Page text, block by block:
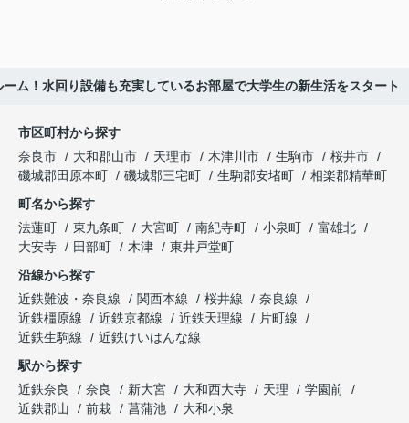
ム！水回り設備も充実しているお部屋で大学生の新生活をスタート
市区町村から探す
奈良市
大和郡山市 天理市 木津川市 生駒市
桜井市
磯城郡田原本町
磯城郡三宅町 生駒郡安堵町
相楽郡精華町
町名から探す
法蓮町
東九条町 大宮町 南紀寺町 小泉町
富雄北
大安寺
田部町 木津
東井戸堂町
沿線から探す
近鉄難波・奈良線
関西本線 桜井線
奈良線
近鉄橿原線
近鉄京都線 近鉄天理線
片町線
近鉄生駒線
近鉄けいはんな線
駅から探す
近鉄奈良
奈良 新大宮 大和西大寺 天理
学園前
近鉄郡山
前栽 菖蒲池 大和小泉